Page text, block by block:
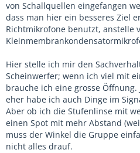
von Schallquellen eingefangen
dass man hier ein besseres Ziel
Richtmikrofone benutzt, anstelle
Hier stelle ich mir den
Scheinwerfer; wenn ich viel mit
brauche ich eine grosse
eher habe ich auch Dinge im
Aber ob ich die Stufenlinse mit
einen Spot mit mehr Abstand
muss der Winkel die Gruppe
nicht alles drauf.